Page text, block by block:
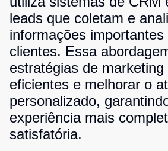
leads que coletam e
informações
clientes. Essa
estratégias de marketing
eficientes e melhorar o
personalizado,
experiência mais
satisfatória.